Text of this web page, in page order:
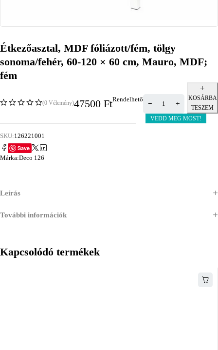
Étkezőasztal, MDF fóliázott/fém, tölgy
sonoma/fehér, 60-120 × 60 cm, Mauro, MDF;
fém
(0 Vélemény)47500 FtRendelhető
KOSÁRBA
TESZEM
VEDD MEG MOST!
SKU:126221001
Save
Márka:Deco 126
Leírás
További információk
Kapcsolódó termékek